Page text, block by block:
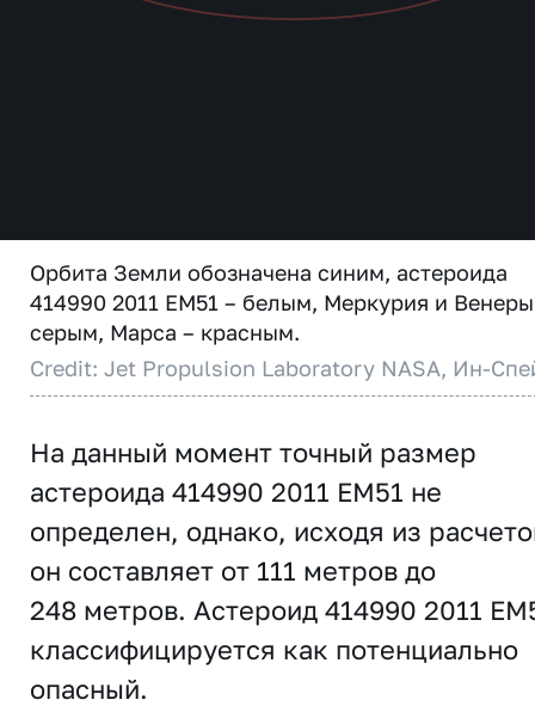
Орбита Земли обозначена синим, астероида
414990 2011 EM51 – белым, Меркурия и
серым, Марса – красным.
Credit: Jet Propulsion Laboratory NASA, Ин-
На данный момент точный размер
астероида 414990 2011 EM51 не
определен, однако, исходя из
он составляет от 111 метров до
248 метров. Астероид 414990 2011
классифицируется как потенциально
опасный.